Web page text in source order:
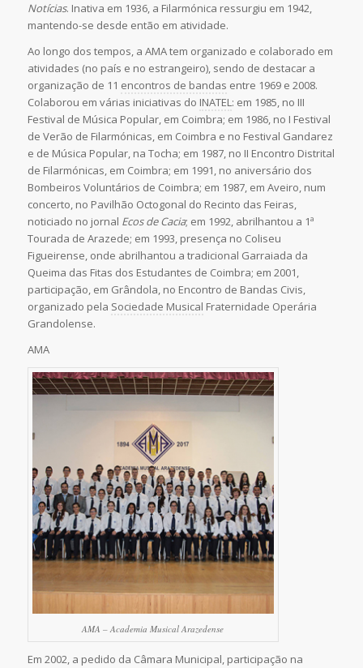
Notícias. Inativa em 1936, a Filarmónica ressurgiu em 1942,
mantendo-se desde então em atividade.
Ao longo dos tempos, a AMA tem organizado e colaborado em
atividades (no país e no estrangeiro), sendo de destacar a
organização de 11 encontros de bandas entre 1969 e 2008.
Colaborou em várias iniciativas do INATEL: em 1985, no III
Festival de Música Popular, em Coimbra; em 1986, no I Festival
de Verão de Filarmónicas, em Coimbra e no Festival Gandarez
e de Música Popular, na Tocha; em 1987, no II Encontro Distrital
de Filarmónicas, em Coimbra; em 1991, no aniversário dos
Bombeiros Voluntários de Coimbra; em 1987, em Aveiro, num
concerto, no Pavilhão Octogonal do Recinto das Feiras,
noticiado no jornal Ecos de Cacia; em 1992, abrilhantou a 1ª
Tourada de Arazede; em 1993, presença no Coliseu
Figueirense, onde abrilhantou a tradicional Garraiada da
Queima das Fitas dos Estudantes de Coimbra; em 2001,
participação, em Grândola, no Encontro de Bandas Civis,
organizado pela Sociedade Musical Fraternidade Operária
Grandolense.
AMA
AMA – Academia Musical Arazedense
Em 2002, a pedido da Câmara Municipal, participação na